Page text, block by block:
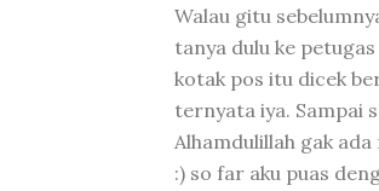
Walau gitu
tanya dulu ke
kotak pos itu dicek
ternyata iya. Sampai
Alhamdulillah gak ada
:) so far aku puas